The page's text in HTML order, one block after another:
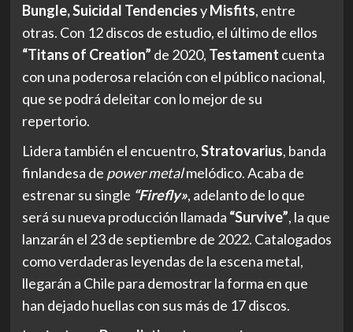
Bungle, Suicidal TendenciesyMisfits, entre
otras. Con 12 discos de estudio, el último de ellos
“Titans of Creation” de 2020, Testament cuenta
con una poderosa relación con el público nacional,
que se podrá deleitar con lo mejor de su
repertorio.
Lidera también el encuentro,Stratovarius, banda
finlandesa de power metalmelódico. Acaba de
estrenar su single “Firefly», adelanto de lo que
será su nueva producción llamada “Survive”, la que
lanzarán el 23 de septiembre de 2022. Catalogados
como verdaderas leyendas de la escena metal,
llegarán a Chile para demostrar la forma en que
han dejado huellas con sus más de 17 discos.